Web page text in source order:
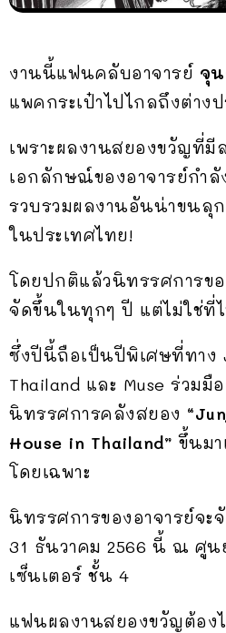
งานนี้แฟนคลับอาจารย์ จุ
แพคกระเป๋าไปไกลถึงต่าง
เพราะผลงานสยองขวัญที่มี
เอกลักษณ์ของอาจารย์กำ
รวบรวมผลงานอันน่าขนลุก
ในประเทศไทย!
โดยปกติแล้วนิทรรศการข
จัดขึ้นในทุกๆ ปี แต่ไม่ใช่ที่ไ
ซึ่งปีนี้ถือเป็นปีพิเศษที่ทาง
Thailand และ Muse ร่วม
นิทรรศการคลังสยอง
House in Thailand” ขึ้นม
โดยเฉพาะ
นิทรรศการของอาจารย์จ
31 ธันวาคม 2566 นี้ ณ ศูน
เซ็นเตอร์ ชั้น 4
แฟนผลงานสยองขวัญต้อง